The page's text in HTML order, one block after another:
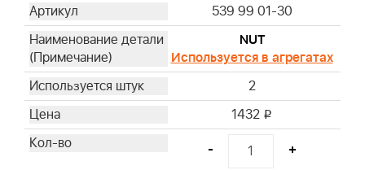
539 99 01-30
NUT
Используется в агрегатах
2
1432 i
- +